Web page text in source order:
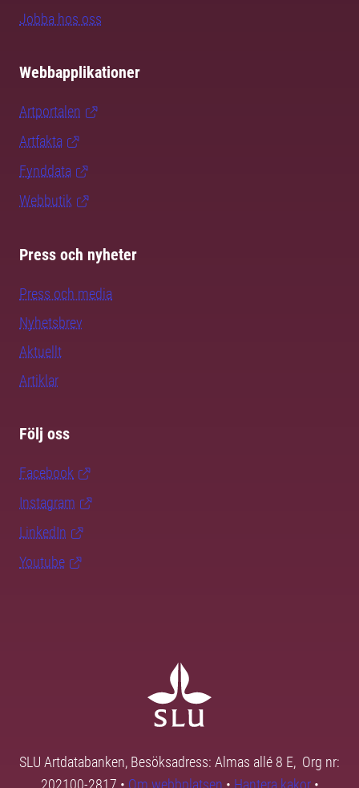
Jobba hos oss
Webbapplikationer
Artportalen
Artfakta
Fynddata
Webbutik
Press och nyheter
Press och media
Nyhetsbrev
Aktuellt
Artiklar
Följ oss
Facebook
Instagram
LinkedIn
Youtube
SLU Artdatabanken, Besöksadress: Almas allé 8 E, Org nr:
202100-2817 • Om webbplatsen • Hantera kakor •